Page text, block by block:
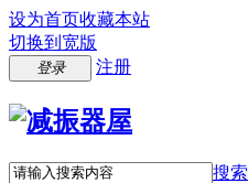
设为首页收藏本站
切换到宽版
登录 注册
搜索